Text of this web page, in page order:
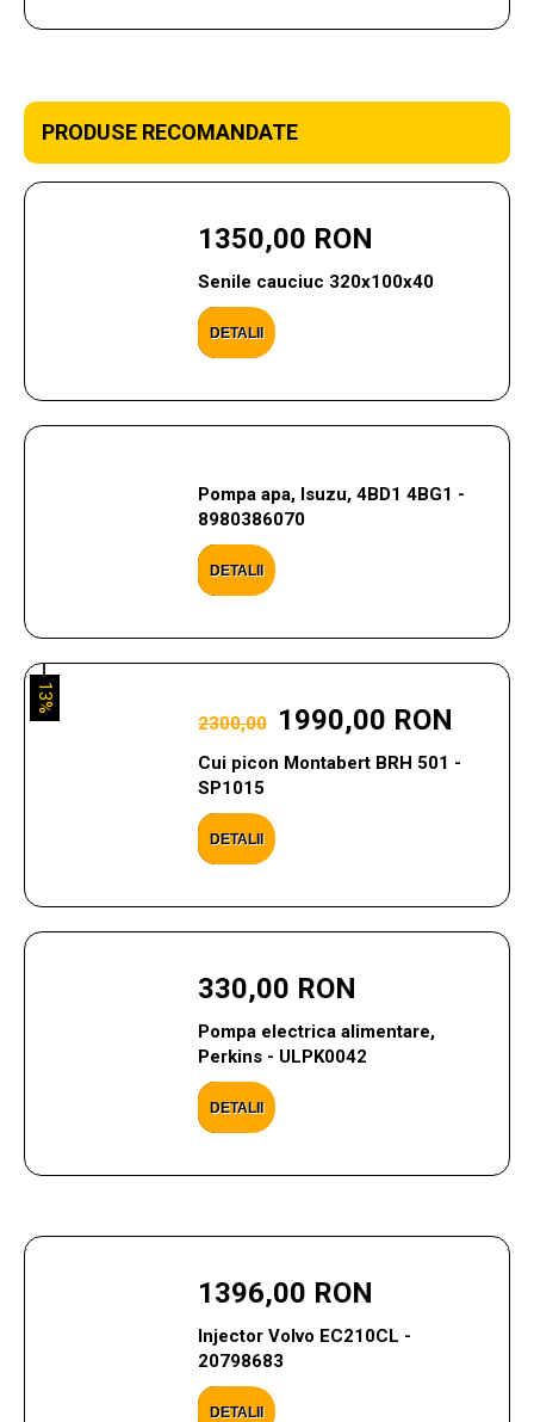
PRODUSE RECOMANDATE
1350,00 RON
Senile cauciuc 320x100x40
DETALII
Pompa apa, Isuzu, 4BD1 4BG1 -
8980386070
DETALII
2300,00 1990,00 RON
Cui picon Montabert BRH 501 -
SP1015
DETALII
13%
330,00 RON
Pompa electrica alimentare,
Perkins - ULPK0042
DETALII
1396,00 RON
Injector Volvo EC210CL -
20798683
DETALII